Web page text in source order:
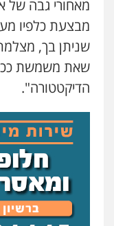
מאחורי גבה של
מבצעת כלפיו
שניתן בך,
שאת משמשת
הדיקטטורה".